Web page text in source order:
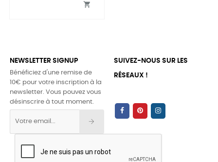

NEWSLETTER SIGNUP
Bénéficiez d'une remise de
10€ pour votre inscription à la
newsletter. Vous pouvez vous
désinscrire à tout moment.
SUIVEZ-NOUS SUR LES
RÉSEAUX !